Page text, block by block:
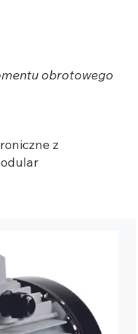
obrotowego
z